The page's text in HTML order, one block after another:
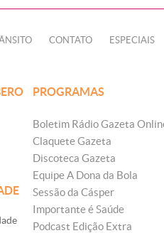
CONTATO ESPECIAIS
PROGRAMAS
Boletim Rádio Gazeta
Claquete Gazeta
Discoteca Gazeta
Equipe A Dona da Bola
Sessão da Cásper
Importante é Saúde
Podcast Edição Extra